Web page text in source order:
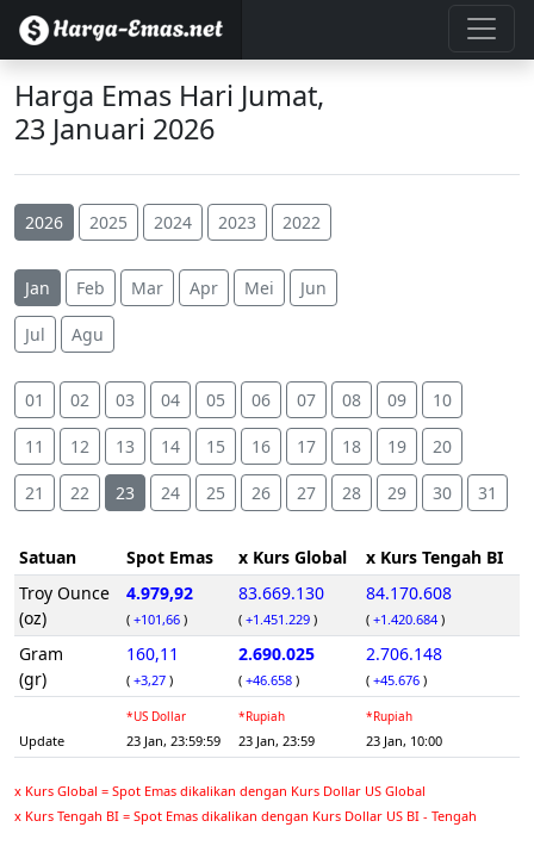
Harga Emas Hari Jumat,
23 Januari 2026
2026 2025 2024 2023 2022
Jan Feb Mar Apr Mei Jun
Jul Agu
01 02 03 04 05 06 07 08 09 10
11 12 13 14 15 16 17 18 19 20
21 22 23 24 25 26 27 28 29 30 31
Satuan Spot Emas x Kurs Global
x Kurs Tengah BI
Troy Ounce
(oz)
4.979,92
( +101,66 )
83.669.130
( +1.451.229 )
84.170.608
( +1.420.684 )
Gram
(gr)
160,11
( +3,27 )
2.690.025
( +46.658 )
2.706.148
( +45.676 )
Update
*US Dollar
23 Jan, 23:59:59
*Rupiah
23 Jan, 23:59
*Rupiah
23 Jan, 10:00
x Kurs Global = Spot Emas dikalikan dengan Kurs Dollar US Global
x Kurs Tengah BI = Spot Emas dikalikan dengan Kurs Dollar US BI - Tengah